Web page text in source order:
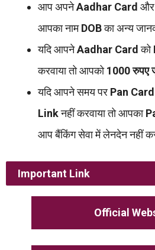
आप अपनेAadhar Card और
आपका नामDOBका अन्य
यदि आपनेAadhar Card को
करवाया तो आपको1000 रुपए
यदि आपने समय पर Pan
Linkनहीं करवाया तो आपका
आप बैंकिंग सेवा में लेनदेन नहीं
Important Link
Official